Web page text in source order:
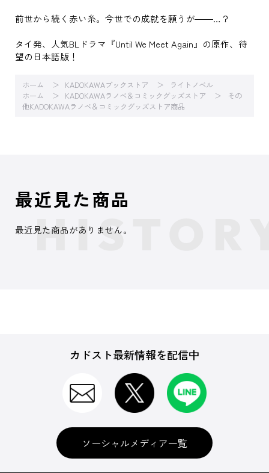
前世から続く赤い糸。今世での成就を願うが――…？
タイ発、人気BLドラマ『Until We Meet Again』の原作、待
望の日本語版！
ホーム KADOKAWAブックストア
ライトノベル
ホーム
KADOKAWAラノベ＆コミックグッズストア
その
他KADOKAWAラノベ＆コミックグッズストア商品
最近見た商品
最近見た商品がありません。
カドスト最新情報を配信中
ソーシャルメディア一覧